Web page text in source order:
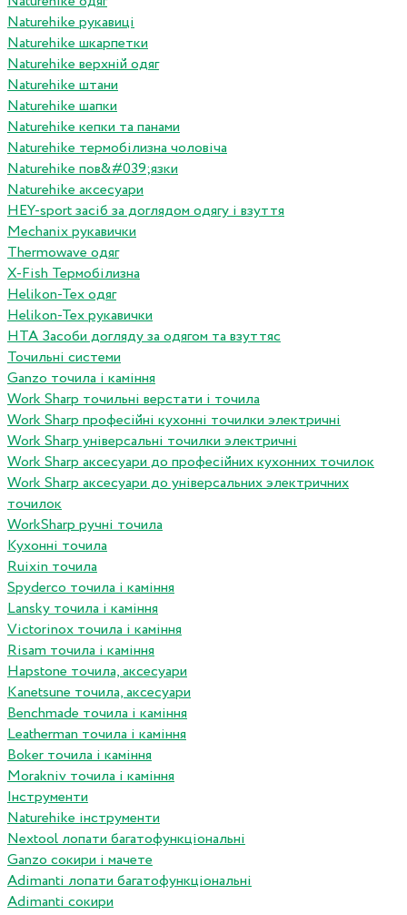
Naturehike рукавиці
Naturehike шкарпетки
Naturehike верхній одяг
Naturehike штани
Naturehike шапки
Naturehike кепки та панами
Naturehike термобілизна чоловіча
Naturehike пов&#039;язки
Naturehike аксесуари
HEY-sport засіб за доглядом одягу і взуття
Mechanix рукавички
Thermowave одяг
X-Fish Термобілизна
Helikon-Tex одяг
Helikon-Tex рукавички
HTA Засоби догляду за одягом та взуттяс
Точильні системи
Ganzo точила і каміння
Work Sharp точильні верстати і точила
Work Sharp професiйнi кухоннi точилки электричнi
Work Sharp унiверсальнi точилки электричнi
Work Sharp аксесуари до професiйних кухонних точилок
Work Sharp аксесуари до унiверсальних электричних
точилок
WorkSharp ручні точила
Кухонні точила
Ruixin точила
Spyderco точила і каміння
Lansky точила і каміння
Victorinox точила і каміння
Risam точила і каміння
Hapstone точила, аксесуари
Kanetsune точила, аксесуари
Benchmade точила і каміння
Leatherman точила і каміння
Boker точила і каміння
Morakniv точила і каміння
Інструменти
Naturehike інструменти
Nextool лопати багатофункціональні
Ganzo сокири і мачете
Adimanti лопати багатофункціональні
Adimanti сокири